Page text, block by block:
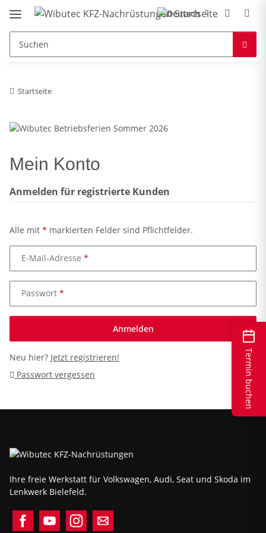
Startseite
Mein Konto
Anmelden für registrierte Kunden
Alle mit * markierten Felder sind Pflichtfelder.
E-Mail-Adresse
Passwort
Anmelden
Neu hier? Jetzt registrieren!
Passwort vergessen
Ihre freie Werkstatt für Volkswagen, Audi, Seat und Skoda im
Lenkwerk Bielefeld.
Termin buchen